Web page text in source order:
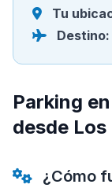
Tu
Destino:
Parking
desde
¿Cómo